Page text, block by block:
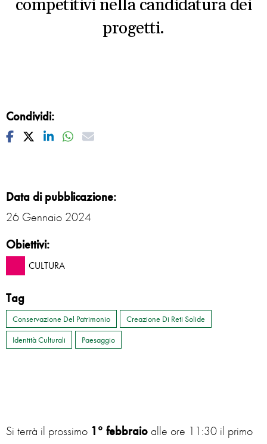
competitivi nella candidatura dei
progetti.
Condividi:
Facebook
TwitterLinkedinWhatsapp
Mail
Data di pubblicazione:
26 Gennaio 2024
Obiettivi:
CULTURA
Tag
Conservazione Del Patrimonio
Creazione Di Reti Solide
Identità Culturali
Paesaggio
Si terrà il prossimo 1° febbraio alle ore 11:30 il primo